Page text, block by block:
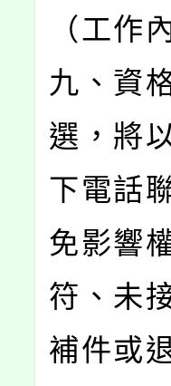
（工作
九、資
選，將
下電話
免影響
符、未
補件或